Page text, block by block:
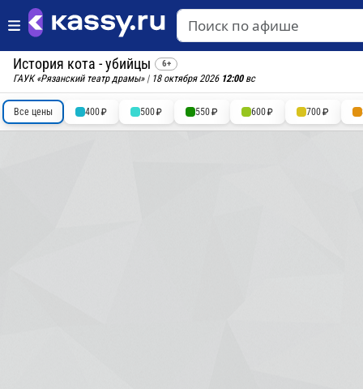
История кота - убийцы 6+
ГАУК «Рязанский театр драмы»| 18 октября 2026 12:00вс
Все цены 400 500 550 600 700